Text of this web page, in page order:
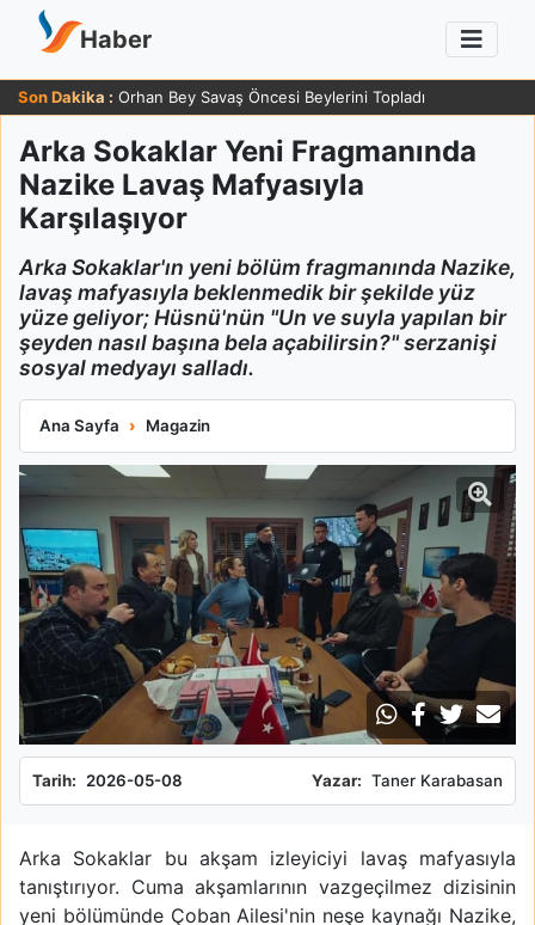
Haber
Son Dakika : Orhan Bey Savaş Öncesi Beylerini Topladı
Arka Sokaklar Yeni Fragmanında
Nazike Lavaş Mafyasıyla
Karşılaşıyor
Arka Sokaklar'ın yeni bölüm fragmanında Nazike,
lavaş mafyasıyla beklenmedik bir şekilde yüz
yüze geliyor; Hüsnü'nün "Un ve suyla yapılan bir
şeyden nasıl başına bela açabilirsin?" serzanişi
sosyal medyayı salladı.
Ana Sayfa Magazin
Arka Sokaklar Yeni Fragmanında Nazike Lavaş Mafyasıyla
Tarih: 2026-05-08 Yazar: Taner Karabasan
Arka Sokaklar bu akşam izleyiciyi lavaş mafyasıyla
tanıştırıyor. Cuma akşamlarının vazgeçilmez dizisinin
yeni bölümünde Çoban Ailesi'nin neşe kaynağı Nazike,